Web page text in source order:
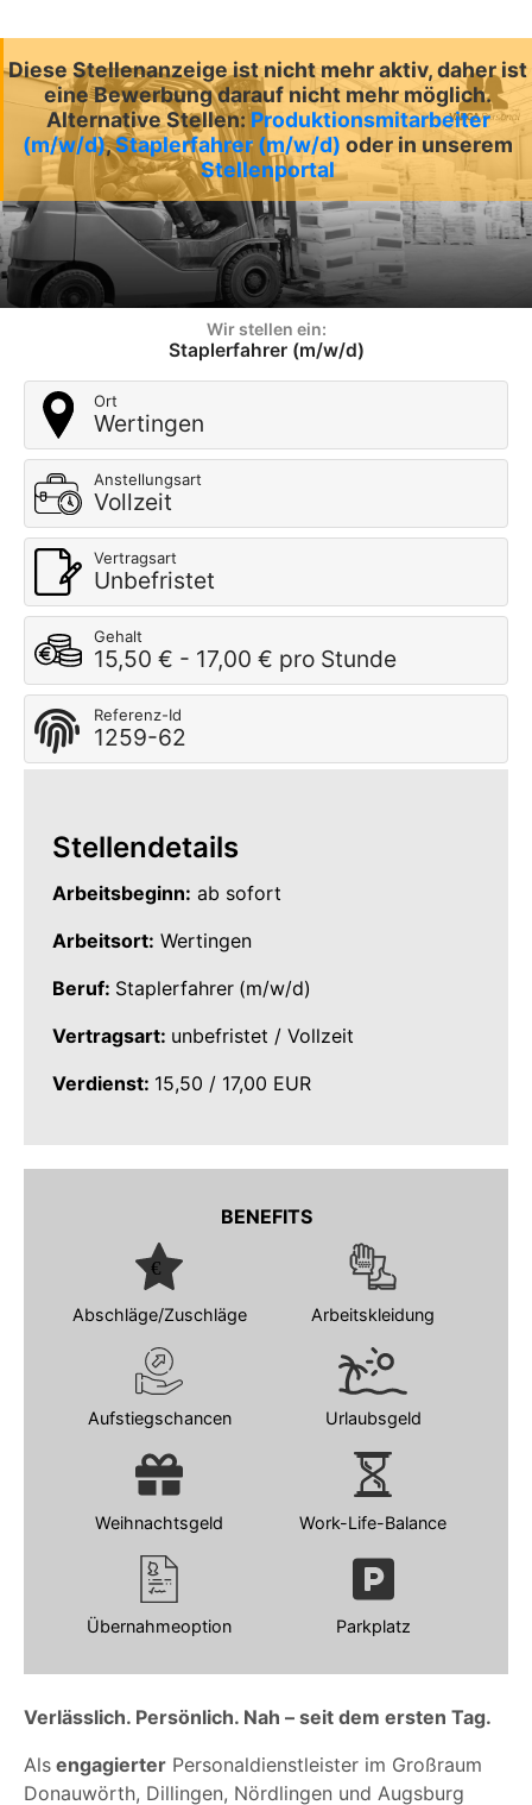
Diese Stellenanzeige ist nicht mehr aktiv, daher ist
eine Bewerbung darauf nicht mehr möglich.
Alternative Stellen: Produktionsmitarbeiter
(m/w/d),Staplerfahrer (m/w/d) oder in unserem
Stellenportal
Wir stellen ein:
Staplerfahrer (m/w/d)
Ort
Wertingen
Anstellungsart
Vollzeit
Vertragsart
Unbefristet
Gehalt
15,50 € - 17,00 € pro Stunde
Referenz-Id
1259-62
Verlässlich. Persönlich. Nah – seit dem ersten Tag.
Als engagierter Personaldienstleister im Großraum
Donauwörth, Dillingen, Nördlingen und Augsburg
Stellendetails
Arbeitsbeginn: ab sofort
Arbeitsort: Wertingen
Beruf: Staplerfahrer (m/w/d)
Vertragsart: unbefristet / Vollzeit
Verdienst: 15,50 / 17,00 EUR
BENEFITS
Abschläge/Zuschläge Arbeitskleidung
Aufstiegschancen Urlaubsgeld
Weihnachtsgeld Work-Life-Balance
Übernahmeoption Parkplatz